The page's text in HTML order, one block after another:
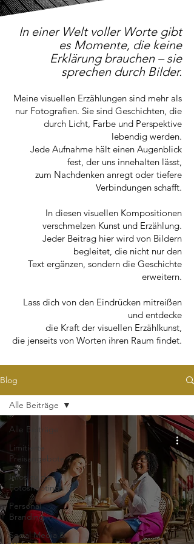
In einer Welt voller Worte gibt
es Momente, die keine
Erklärung brauchen – sie
sprechen durch Bilder.
Meine visuellen Erzählungen sind mehr als
nur Fotografien. Sie sind Geschichten, die
durch Licht, Farbe und Perspektive
lebendig werden.
Jede Aufnahme hält einen Augenblick
fest, der uns innehalten lässt,
zum Nachdenken anregt oder tiefere
Verbindungen schafft.
In diesen visuellen Kompositionen
verschmelzen Kunst und Erzählung.
Jeder Beitrag hier wird von Bildern
begleitet, die nicht nur den
Text ergänzen, sondern die Geschichte
erweitern.
Lass dich von den Eindrücken mitreißen
und entdecke
die Kraft der visuellen Erzählkunst,
die jenseits von Worten ihren Raum findet.
Blog
Alle Beiträge
Limitierte
Preisangebote
Infos zu den
Fotoshootings
Personal
Branding
Social Media &
Alle Beiträge